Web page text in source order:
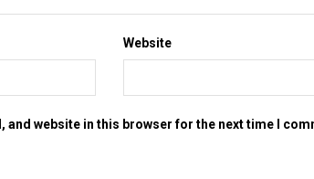
Website
and website in this browser for the next time I